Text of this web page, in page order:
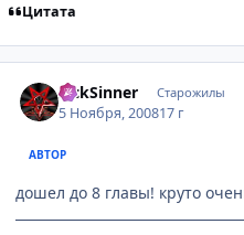
Цитата
SickSinner Старожилы
5 Ноября, 200817 г
АВТОР
дошел до 8 главы! круто